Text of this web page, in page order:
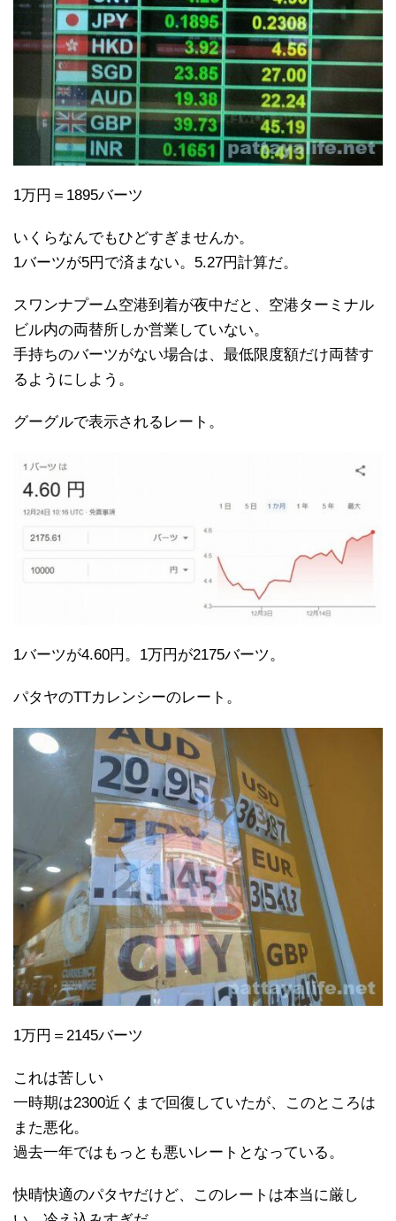
1万円＝1895バーツ
いくらなんでもひどすぎませんか。
1バーツが5円で済まない。5.27円計算だ。
スワンナプーム空港到着が夜中だと、空港ターミナル
ビル内の両替所しか営業していない。
手持ちのバーツがない場合は、最低限度額だけ両替す
るようにしよう。
グーグルで表示されるレート。
1バーツが4.60円。1万円が2175バーツ。
パタヤのTTカレンシーのレート。
1万円＝2145バーツ
これは苦しい
一時期は2300近くまで回復していたが、このところは
また悪化。
過去一年ではもっとも悪いレートとなっている。
快晴快適のパタヤだけど、このレートは本当に厳し